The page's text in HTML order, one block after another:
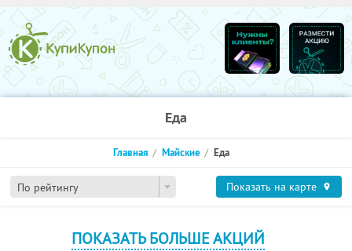
Еда
По рейтингу
Главная Майские Еда
Показать на карте
ПОКАЗАТЬ БОЛЬШЕ АКЦИЙ